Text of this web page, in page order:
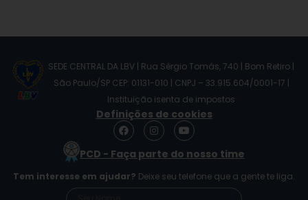
SEDE CENTRAL DA LBV | Rua Sérgio Tomás, 740 | Bom Retiro |
São Paulo/SP CEP: 01131-010 | CNPJ – 33.915.604/0001-17 |
Instituição isenta de impostos
Definições de cookies
F
a
e
o
o
I
n
s
t
g
r
Y
o
t
b
e
PCD - Faça parte do nosso time
Tem interesse em ajudar? Deixe seu telefone que a gente te liga.